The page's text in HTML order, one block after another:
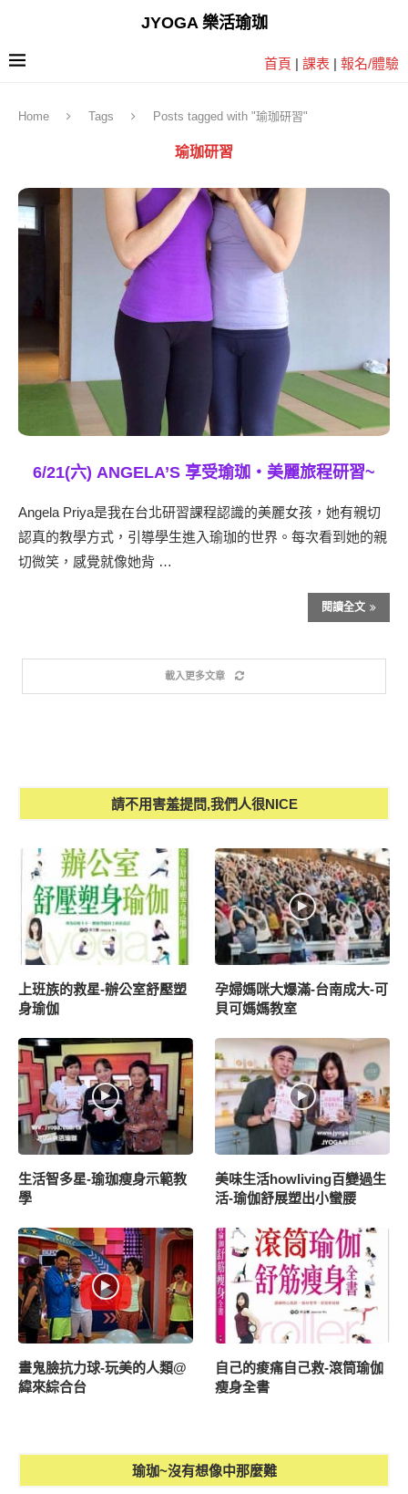
JYOGA 樂活瑜珈
首頁 | 課表 | 報名/體驗
Home Tags Posts tagged with "瑜珈研習"
瑜珈研習
6/21(六) ANGELA’S 享受瑜珈‧美麗旅程研習~
Angela Priya是我在台北研習課程認識的美麗女孩，她有親切
認真的教學方式，引導學生進入瑜珈的世界。每次看到她的親
切微笑，感覺就像她背 …
閱讀全文
載入更多文章
請不用害羞提問,我們人很NICE
上班族的救星-辦公室舒壓塑
身瑜伽
孕婦媽咪大爆滿-台南成大-可
貝可媽媽教室
生活智多星-瑜珈瘦身示範教
學
美味生活howliving百變過生
活-瑜伽舒展塑出小蠻腰
畫鬼臉抗力球-玩美的人類@
緯來綜合台
自己的痠痛自己救-滾筒瑜伽
瘦身全書
瑜珈~沒有想像中那麼難